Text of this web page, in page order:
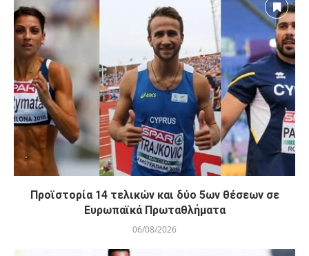
Προϊστορία 14 τελικών και δύο 5ων θέσεων σε
Ευρωπαϊκά Πρωταθλήματα
06/08/2026